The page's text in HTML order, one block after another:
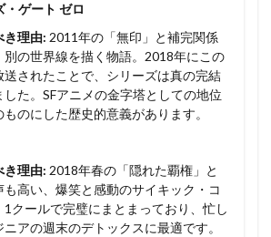
・ゲート ゼロ
き理由: 2011年の「無印」と補完関係
別の世界線を描く物語。2018年にこの
送されたことで、シリーズは真の完結
した。SFアニメの金字塔としての地位
ものにした歴史的意義があります。
き理由: 2018年春の「隠れた覇権」と
も高い、爆笑と感動のサイキック・コ
1クールで完璧にまとまっており、忙し
ニアの週末のデトックスに最適です。